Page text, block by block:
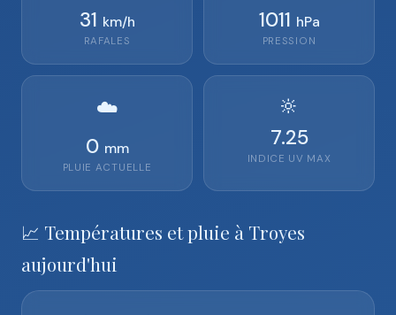
31 km/h
RAFALES
1011 hPa
PRESSION
☁️
0 mm
PLUIE ACTUELLE
🔆
7.25
INDICE UV MAX
📈 Températures et pluie à Troyes
aujourd'hui